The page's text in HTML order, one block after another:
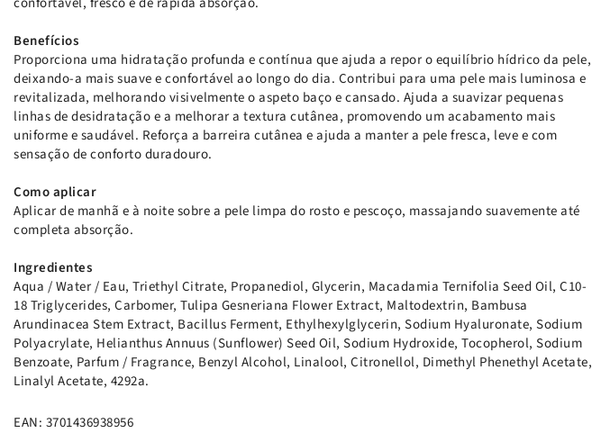
Benefícios
Proporciona uma hidratação profunda e contínua que ajuda a repor o equilíbrio hídrico da pele,
deixando-a mais suave e confortável ao longo do dia. Contribui para uma pele mais luminosa e
revitalizada, melhorando visivelmente o aspeto baço e cansado. Ajuda a suavizar pequenas
linhas de desidratação e a melhorar a textura cutânea, promovendo um acabamento mais
uniforme e saudável. Reforça a barreira cutânea e ajuda a manter a pele fresca, leve e com
sensação de conforto duradouro.
Como aplicar
Aplicar de manhã e à noite sobre a pele limpa do rosto e pescoço, massajando suavemente até
completa absorção.
Ingredientes
Aqua / Water / Eau, Triethyl Citrate, Propanediol, Glycerin, Macadamia Ternifolia Seed Oil, C10-
18 Triglycerides, Carbomer, Tulipa Gesneriana Flower Extract, Maltodextrin, Bambusa
Arundinacea Stem Extract, Bacillus Ferment, Ethylhexylglycerin, Sodium Hyaluronate, Sodium
Polyacrylate, Helianthus Annuus (Sunflower) Seed Oil, Sodium Hydroxide, Tocopherol, Sodium
Benzoate, Parfum / Fragrance, Benzyl Alcohol, Linalool, Citronellol, Dimethyl Phenethyl Acetate,
Linalyl Acetate, 4292a.
EAN: 3701436938956